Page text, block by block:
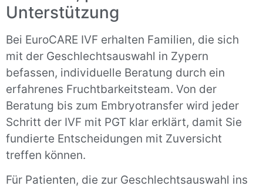
Unterstützung
Bei EuroCARE IVF erhalten Familien, die sich
mit der Geschlechtsauswahl in Zypern
befassen, individuelle Beratung durch ein
erfahrenes Fruchtbarkeitsteam. Von der
Beratung bis zum Embryotransfer wird jeder
Schritt der IVF mit PGT klar erklärt, damit Sie
fundierte Entscheidungen mit Zuversicht
treffen können.
Für Patienten, die zur Geschlechtsauswahl ins